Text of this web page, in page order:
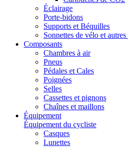
Éclairage
Porte-bidons
Supports et Béquilles
Sonnettes de vélo et
Composants
Chambres à air
Pneus
Pédales et Cales
Poignées
Selles
Cassettes et pignons
Chaînes et maillons
Équipement
Équipement du cycliste
Casques
Lunettes